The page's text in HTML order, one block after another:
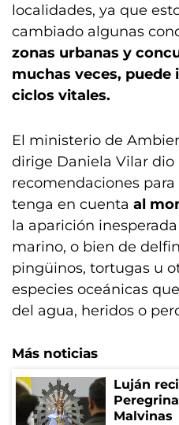
localidades, ya que
cambiado algunas
zonas urbanas y
muchas veces,
ciclos vitales.
El ministerio de
dirige Daniela Vilar dio
recomendaciones
tenga en cuenta al
la aparición
marino, o bien de
pingüinos, tortugas u
especies oceánicas
del agua, heridos o
Más noticias
Luján
Malvinas